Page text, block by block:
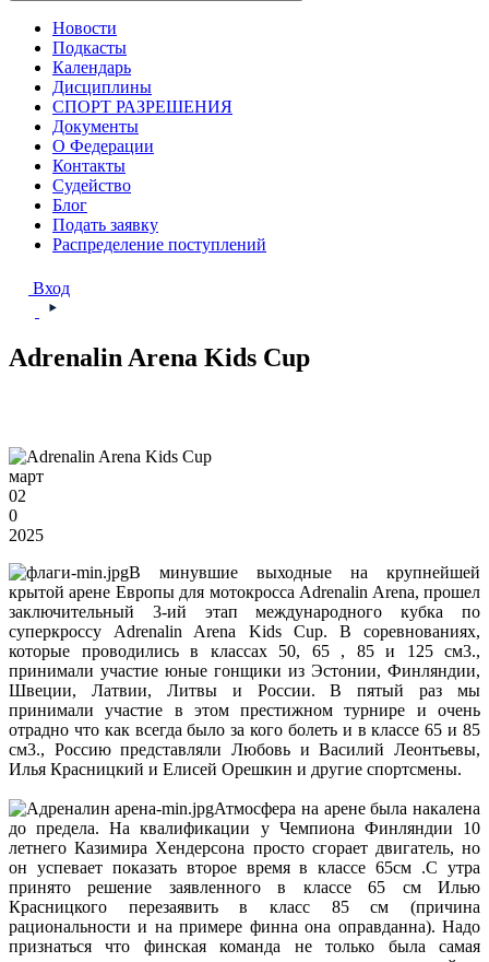
Новости
Подкасты
Календарь
Дисциплины
СПОРТ РАЗРЕШЕНИЯ
Документы
О Федерации
Контакты
Судейство
Блог
Подать заявку
Распределение поступлений
Вход
Adrenalin Arena Kids Cup
март
02
0
2025
В минувшие выходные на крупнейшей
крытой арене Европы для мотокросса Adrenalin Arena, прошел
заключительный 3-ий этап международного кубка по
суперкроссу Adrenalin Arena Kids Cup. В соревнованиях,
которые проводились в классах 50, 65 , 85 и 125 см3.,
принимали участие юные гонщики из Эстонии, Финляндии,
Швеции, Латвии, Литвы и России. В пятый раз мы
принимали участие в этом престижном турнире и очень
отрадно что как всегда было за кого болеть и в классе 65 и 85
см3., Россию представляли Любовь и Василий Леонтьевы,
Илья Красницкий и Елисей Орешкин и другие спортсмены.
Атмосфера на арене была накалена
до предела. На квалификации у Чемпиона Финляндии 10
летнего Казимира Хендерсона просто сгорает двигатель, но
он успевает показать второе время в классе 65см .С утра
принято решение заявленного в классе 65 см Илью
Красницкого перезаявить в класс 85 см (причина
рациональности и на примере финна она оправданна). Надо
признаться что финская команда не только была самая